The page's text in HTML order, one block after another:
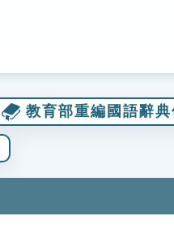
教育部重編國語辭